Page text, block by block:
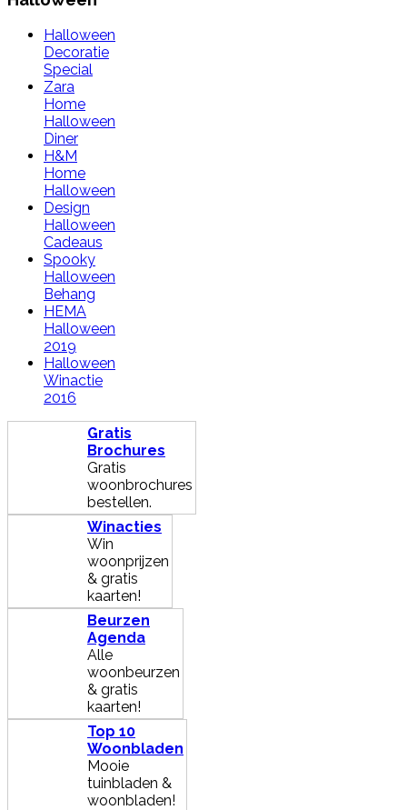
Halloween
Decoratie
Special
Zara
Home
Halloween
Diner
H&M
Home
Halloween
Design
Halloween
Cadeaus
Spooky
Halloween
Behang
HEMA
Halloween
2019
Halloween
Winactie
2016
Gratis
Brochures
Gratis
woonbrochures
bestellen.
Winacties
Win
woonprijzen
& gratis
kaarten!
Beurzen
Agenda
Alle
woonbeurzen
& gratis
kaarten!
Top 10
Woonbladen
Mooie
tuinbladen &
woonbladen!